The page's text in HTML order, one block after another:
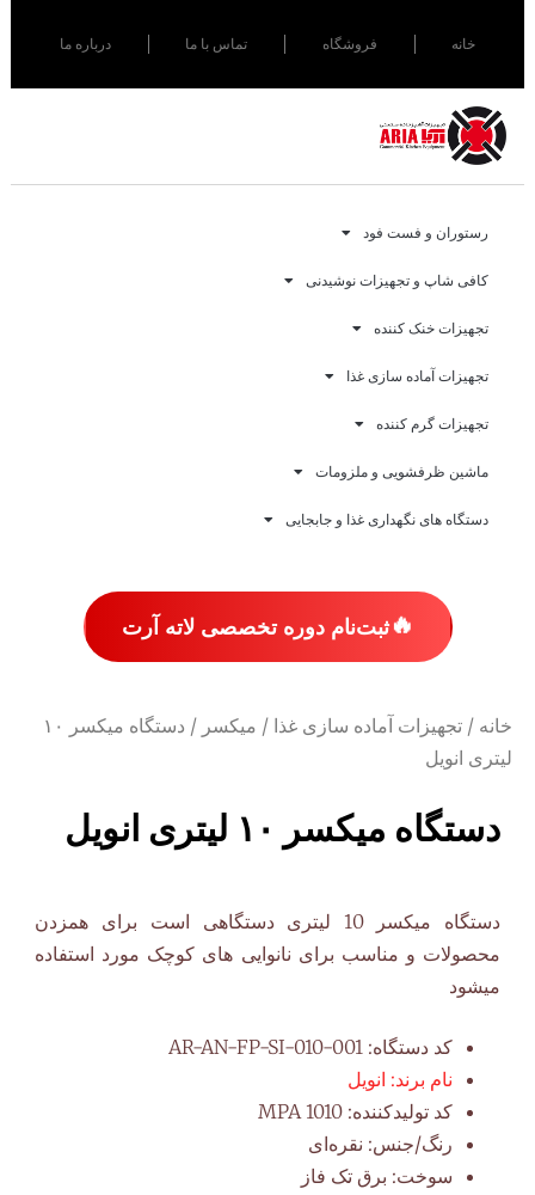
خانه فروشگاه تماس با ما درباره ما
رستوران و فست فود
کافی شاپ و تجهیزات نوشیدنی
تجهیزات خنک کننده
تجهیزات آماده سازی غذا
تجهیزات گرم کننده
ماشین ظرفشویی و ملزومات
دستگاه های نگهداری غذا و جابجایی
🔥ثبت‌نام دوره تخصصی لاته آرت
خانه / تجهیزات آماده سازی غذا / میکسر
/ دستگاه میکسر ۱۰
لیتری انویل
دستگاه میکسر ۱۰ لیتری انویل
دستگاه میکسر 10 لیتری دستگاهی است برای همزدن
محصولات و مناسب برای نانوایی های کوچک مورد استفاده
میشود
کد دستگاه: AR-AN-FP-SI-010-001
نام برند: انویل
کد تولیدکننده: MPA 1010
رنگ/جنس: نقره‌ای
سوخت: برق تک فاز